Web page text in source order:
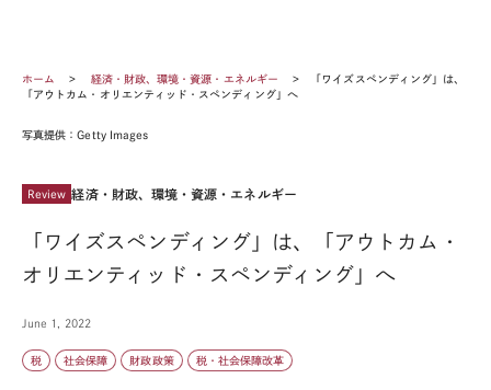
ホーム 経済・財政、環境・資源・エネルギー
「ワイズスペンディング」は、
「アウトカム・オリエンティッド・スペンディング」へ
写真提供：Getty Images
Review 経済・財政、環境・資源・エネルギー
「ワイズスペンディング」は、「アウトカム・
オリエンティッド・スペンディング」へ
June 1, 2022
税 社会保障 財政政策 税・社会保障改革